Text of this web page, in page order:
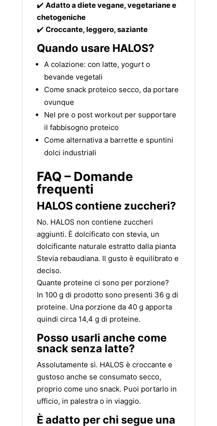
✔️ Adatto a diete vegane, vegetariane e
chetogeniche
✔️ Croccante, leggero, saziante
Quando usare HALOS?
A colazione: con latte, yogurt o
bevande vegetali
Come snack proteico secco, da portare
ovunque
Nel pre o post workout per supportare
il fabbisogno proteico
Come alternativa a barrette e spuntini
dolci industriali
FAQ – Domande
frequenti
HALOS contiene zuccheri?
No. HALOS non contiene zuccheri
aggiunti. È dolcificato con stevia, un
dolcificante naturale estratto dalla pianta
Stevia rebaudiana. Il gusto è equilibrato e
deciso.
Quante proteine ci sono per porzione?
In 100 g di prodotto sono presenti 36 g di
proteine. Una porzione da 40 g apporta
quindi circa 14,4 g di proteine.
Posso usarli anche come
snack senza latte?
Assolutamente sì. HALOS è croccante e
gustoso anche se consumato secco,
proprio come uno snack. Puoi portarlo in
ufficio, in palestra o in viaggio.
È adatto per chi segue una